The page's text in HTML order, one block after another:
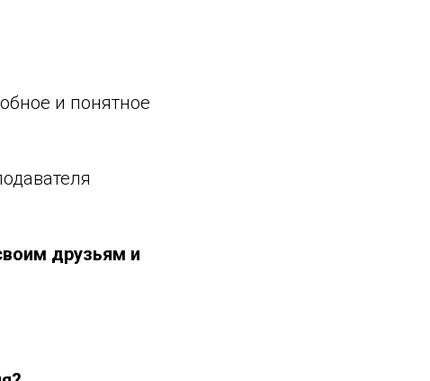
и понятное
друзьям и